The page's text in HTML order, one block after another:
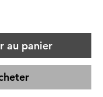
au panier